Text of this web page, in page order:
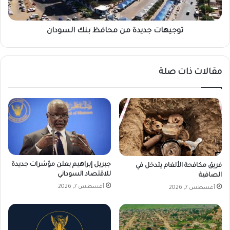
ز
ي
ذ
ل
ق
ر
ي
ة
ج
د
ن
ا
ف
ظ
ب
ن
ا
د
ا
توجيهات جديدة من محافظ بنك السودان
مقالات ذات صلة
فريق مكافحة الألغام يتدخل في
الصافية
أغسطس 7, 2026
جبريل إبراهيم يعلن مؤشرات جديدة
للاقتصاد السوداني
أغسطس 7, 2026